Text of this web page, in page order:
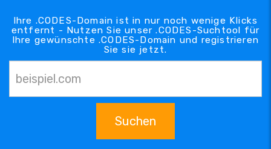
Ihre .CODES-Domain ist in nur noch wenige Klicks
entfernt - Nutzen Sie unser .CODES-Suchtool für
Ihre gewünschte .CODES-Domain und registrieren
Sie sie jetzt.
Suchen